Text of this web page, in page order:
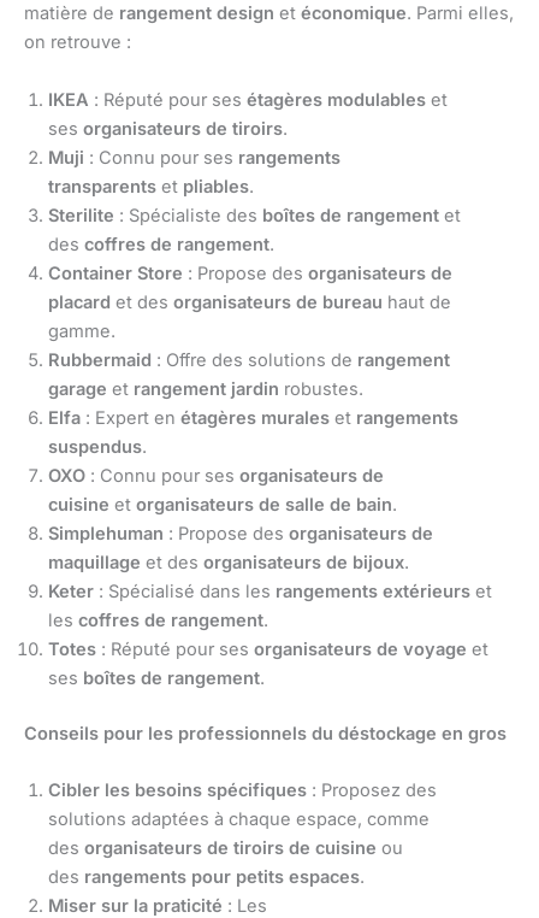
matière de rangement design et économique. Parmi elles,
on retrouve :
IKEA : Réputé pour ses étagères modulables et
ses organisateurs de tiroirs.
Muji : Connu pour ses rangements
transparents et pliables.
Sterilite : Spécialiste des boîtes de rangement et
des coffres de rangement.
Container Store : Propose des organisateurs de
placard et des organisateurs de bureau haut de
gamme.
Rubbermaid : Offre des solutions de rangement
garage et rangement jardin robustes.
Elfa : Expert en étagères murales et rangements
suspendus.
OXO : Connu pour ses organisateurs de
cuisine et organisateurs de salle de bain.
Simplehuman : Propose des organisateurs de
maquillage et des organisateurs de bijoux.
Keter : Spécialisé dans les rangements extérieurs et
les coffres de rangement.
Totes : Réputé pour ses organisateurs de voyage et
ses boîtes de rangement.
Conseils pour les professionnels du déstockage en gros
Cibler les besoins spécifiques : Proposez des
solutions adaptées à chaque espace, comme
des organisateurs de tiroirs de cuisine ou
des rangements pour petits espaces.
Miser sur la praticité : Les